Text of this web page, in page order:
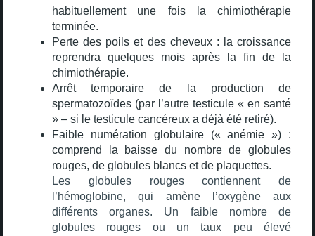
habituellement une fois la chimiothérapie
terminée.
Perte des poils et des cheveux : la croissance
reprendra quelques mois après la fin de la
chimiothérapie.
Arrêt temporaire de la production de
spermatozoïdes (par l’autre testicule « en santé
» – si le testicule cancéreux a déjà été retiré).
Faible numération globulaire (« anémie ») :
comprend la baisse du nombre de globules
rouges, de globules blancs et de plaquettes.
Les globules rouges contiennent de
l’hémoglobine, qui amène l’oxygène aux
différents organes. Un faible nombre de
globules rouges ou un taux peu élevé